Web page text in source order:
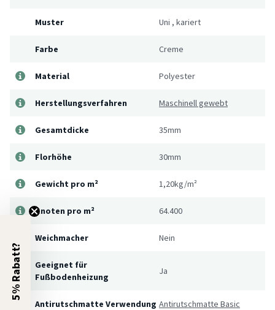
Muster Uni , kariert
Farbe Creme
Material Polyester
Herstellungsverfahren Maschinell gewebt
Gesamtdicke 35mm
Florhöhe 30mm
Gewicht pro m² 1,20kg/m²
Knoten pro m² 64.400
Weichmacher Nein
Geeignet für
Fußbodenheizung
Ja
Antirutschmatte Verwendung Antirutschmatte Basic
5% Rabatt?